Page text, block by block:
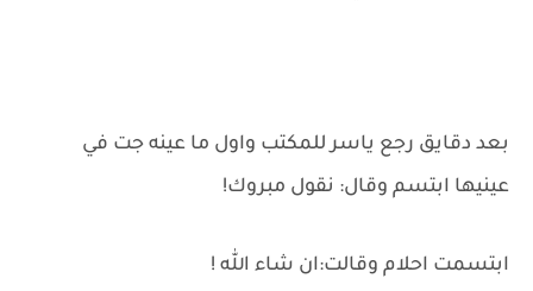
بعد دقايق رجع ياسر للمكتب واول ما عينه جت في
عينيها ابتسم وقال: نقول مبروك!
ابتسمت احلام وقالت:ان شاء الله !